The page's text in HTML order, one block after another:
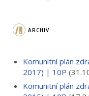
ARCHIV
Komunitní plán
2017) | 10P
Komunitní plán